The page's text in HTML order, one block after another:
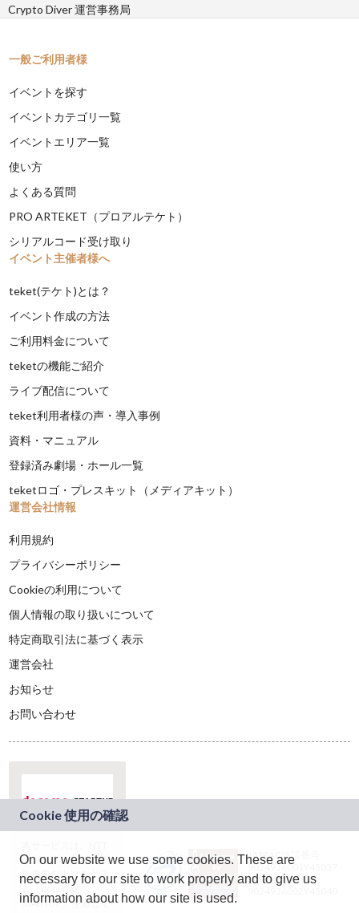
Crypto Diver 運営事務局
一般ご利用者様
イベントを探す
イベントカテゴリ一覧
イベントエリア一覧
使い方
よくある質問
PRO ARTEKET（プロアルテケト）
シリアルコード受け取り
イベント主催者様へ
teket(テケト)とは？
イベント作成の方法
ご利用料金について
teketの機能ご紹介
ライブ配信について
teket利用者様の声・導入事例
資料・マニュアル
登録済み劇場・ホール一覧
teketロゴ・プレスキット（メディアキット）
運営会社情報
利用規約
プライバシーポリシー
Cookieの利用について
個人情報の取り扱いについて
特定商取引法に基づく表示
運営会社
お知らせ
お問い合わせ
ドコモグループの新
規事業創出プログラ
ム「docomo
STARTUP」を通じて
JASRAC許諾番号：
9024936001Y45037
JASRAC許諾番号：
On our website we use some cookies. These are
necessary for our site to work properly and to give us
information about how our site is used.